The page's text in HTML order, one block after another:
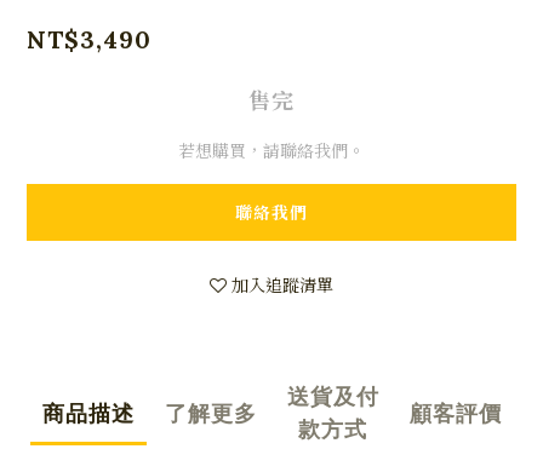
NT$3,490
售完
若想購買，請聯絡我們。
聯絡我們
加入追蹤清單
商品描述 了解更多
送貨及付
款方式
顧客評價